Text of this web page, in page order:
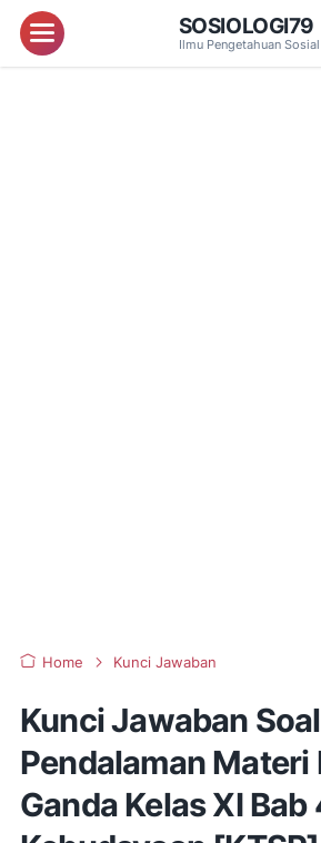
Menu SOSIOLOGI79
Ilmu Pengetahuan Sosial
Home Kunci Jawaban
Kunci Jawaban Soal
Pendalaman Materi
Ganda Kelas XI Bab